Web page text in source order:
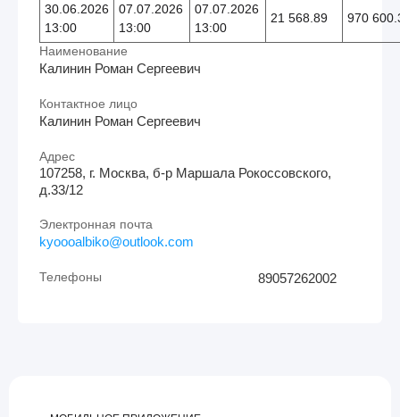
30.06.2026
13:00
07.07.2026
13:00
07.07.2026
13:00
21 568.89 970
Наименование
Калинин Роман Сергеевич
Контактное лицо
Калинин Роман Сергеевич
Адрес
107258, г. Москва, б-р Маршала Рокоссовского,
д.33/12
Электронная почта
kyoooalbiko@outlook.com
Телефоны 89057262002